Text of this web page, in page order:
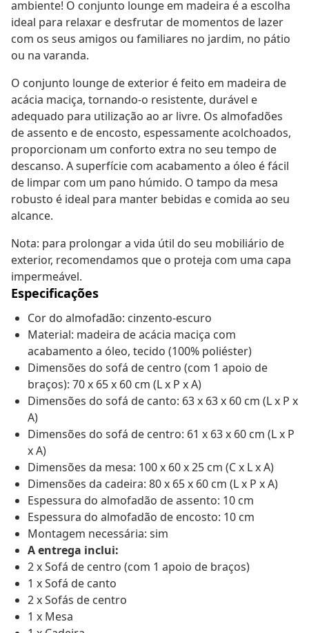
ambiente! O conjunto lounge em madeira é a escolha
ideal para relaxar e desfrutar de momentos de lazer
com os seus amigos ou familiares no jardim, no pátio
ou na varanda.
O conjunto lounge de exterior é feito em madeira de
acácia maciça, tornando-o resistente, durável e
adequado para utilização ao ar livre. Os almofadões
de assento e de encosto, espessamente acolchoados,
proporcionam um conforto extra no seu tempo de
descanso. A superfície com acabamento a óleo é fácil
de limpar com um pano húmido. O tampo da mesa
robusto é ideal para manter bebidas e comida ao seu
alcance.
Nota: para prolongar a vida útil do seu mobiliário de
exterior, recomendamos que o proteja com uma capa
impermeável.
Especificações
Cor do almofadão: cinzento-escuro
Material: madeira de acácia maciça com
acabamento a óleo, tecido (100% poliéster)
Dimensões do sofá de centro (com 1 apoio de
braços): 70 x 65 x 60 cm (L x P x A)
Dimensões do sofá de canto: 63 x 63 x 60 cm (L x P x
A)
Dimensões do sofá de centro: 61 x 63 x 60 cm (L x P
x A)
Dimensões da mesa: 100 x 60 x 25 cm (C x L x A)
Dimensões da cadeira: 80 x 65 x 60 cm (L x P x A)
Espessura do almofadão de assento: 10 cm
Espessura do almofadão de encosto: 10 cm
Montagem necessária: sim
A entrega inclui:
2 x Sofá de centro (com 1 apoio de braços)
1 x Sofá de canto
2 x Sofás de centro
1 x Mesa